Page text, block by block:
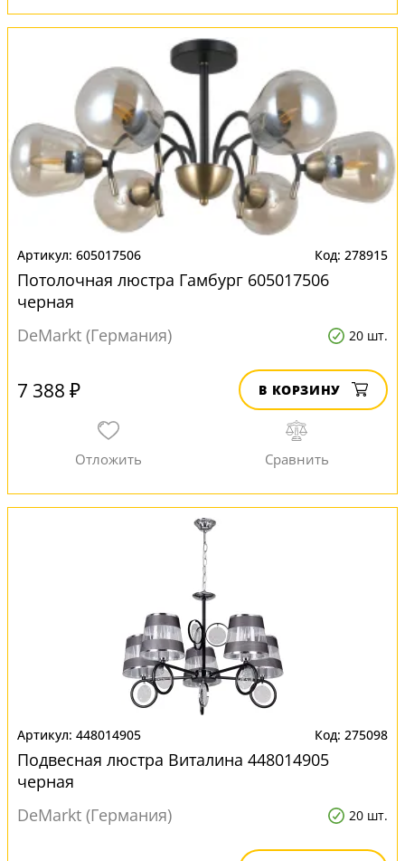
605017506 278915
Потолочная люстра Гамбург 605017506
черная
DeMarkt (Германия)
20 шт.
7 388 ₽ В КОРЗИНУ
448014905 275098
Подвесная люстра Виталина 448014905
черная
DeMarkt (Германия)
20 шт.